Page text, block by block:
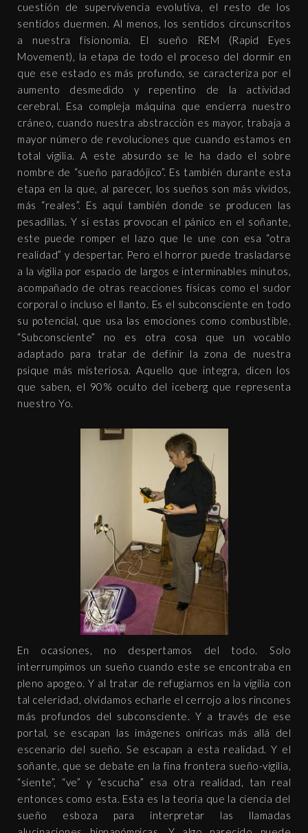
cuestión de supervivencia evolutiva, el resto de los
sentidos duermen. Al menos, los sentidos circunscritos
a nuestra fisionomía. El sueño REM (Rapid Eyes
Movement), la etapa de todo el proceso del dormir en
que ese estado es más profundo, se caracteriza por el
aumento desmedido y repentino de la actividad
cerebral. Esa compleja máquina que encierra nuestro
cráneo, cuando nuestra abstracción es mayor, trabaja a
mayor número de revoluciones que cuando estamos en
total vigilia. A este absurdo se le ha dado el sobre
nombre de “sueño paradójico”. Es también durante esta
etapa en la que, al parecer, los sueños son más vívidos,
más “reales”. Es aquí también donde se producen las
pesadillas. Y si estas provocan el pánico en el soñante,
este puede romper el lazo que le une con esa “otra
realidad” y despertar. Pero el horror puede trasladarse
a la vigilia por espacio de largos e interminables minutos,
acompañado de otras reacciones físicas como el sudor
corporal o incluso el llanto. Es el subconsciente en todo
su potencial, que usa las emociones como combustible.
“Subconsciente” no es otra cosa que un vocablo
adaptado para tratar de definir la zona de nuestra
psique más misteriosa. Aquello que integra, dicen los
que saben, el 90% oculto del iceberg que representa
nuestro Yo.
En ocasiones, no despertamos del todo. Solo
interrumpimos un sueño cuando este se encontraba en
pleno apogeo. Y al tratar de refugiarnos en la vigilia con
tal celeridad, olvidamos echarle el cerrojo a los rincones
más profundos del subconsciente. Y a través de ese
portal, se escapan las imágenes oníricas más allá del
escenario del sueño. Se escapan a esta realidad. Y el
soñante, que se debate en la fina frontera sueño-vigilia,
“siente”, “ve” y “escucha” esa otra realidad, tan real
entonces como esta. Esta es la teoría que la ciencia del
sueño esboza para interpretar las llamadas